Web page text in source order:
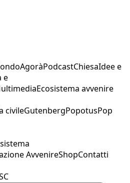
AgoràPodcastChiesaIdee e
e
Ecosistema avvenire
civileGutenbergPopotusPop
AvvenireShopContatti